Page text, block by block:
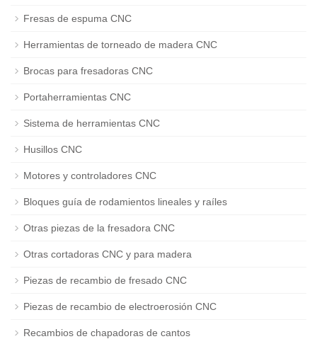
Fresas de espuma CNC
Herramientas de torneado de madera CNC
Brocas para fresadoras CNC
Portaherramientas CNC
Sistema de herramientas CNC
Husillos CNC
Motores y controladores CNC
Bloques guía de rodamientos lineales y raíles
Otras piezas de la fresadora CNC
Otras cortadoras CNC y para madera
Piezas de recambio de fresado CNC
Piezas de recambio de electroerosión CNC
Recambios de chapadoras de cantos